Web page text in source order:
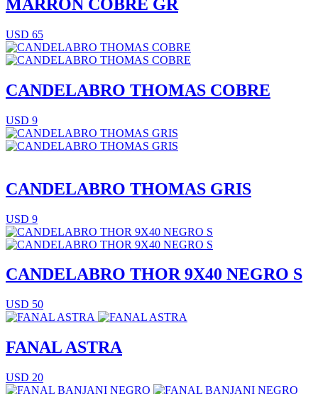
MARRON COBRE GR
USD 65
CANDELABRO THOMAS COBRE
USD 9
CANDELABRO THOMAS GRIS
USD 9
CANDELABRO THOR 9X40 NEGRO S
USD 50
FANAL ASTRA
USD 20